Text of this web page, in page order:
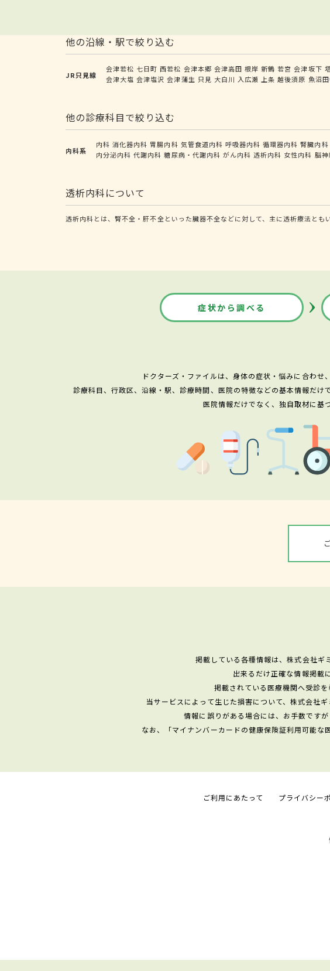
他の沿線・駅で絞り込む
JR只見線
会津若松 七日町 西若松 会津本郷 会津高田 根岸 新鶴 若宮 会津坂下
会津大塩 会津塩沢 会津蒲生 只見 大白川 入広瀬 上条 越後須原 魚沼
他の診療科目で絞り込む
内科系
内科 消化器内科 胃腸内科 気管食道内科 呼吸器内科 循環器内科 腎臓内科
内分泌内科 代謝内科 糖尿病・代謝内科 がん内科 透析内科 女性内科 脳
透析内科について
透析内科とは、腎不全・肝不全といった臓器不全などに対して、主に透析療法とも
症状から調べる
ドクターズ・ファイルは、身体の症状・悩みに合わ
診療科目、行政区、沿線・駅、診療時間、医院の特徴などの基本情報だ
医院情報だけでなく、独自取材に基
掲載している各種情報は、株式会社ギ
出来るだけ正確な情報掲載
掲載されている医療機関へ受診
当サービスによって生じた損害について、株式会社
情報に誤りがある場合には、お手数です
なお、「マイナンバーカードの健康保険証利用可能な
ご利用にあたって プライバシー